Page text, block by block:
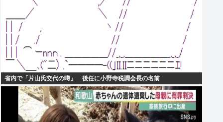
省内で「片山氏交代の噂」 後任に小野寺税調会長の名前